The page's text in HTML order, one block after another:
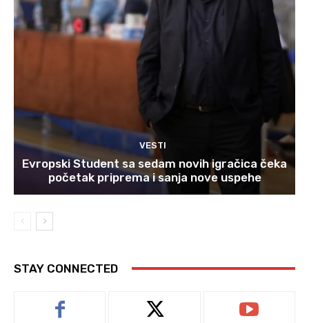
VESTI
Evropski Student sa sedam novih igračica čeka
početak priprema i sanja nove uspehe
STAY CONNECTED